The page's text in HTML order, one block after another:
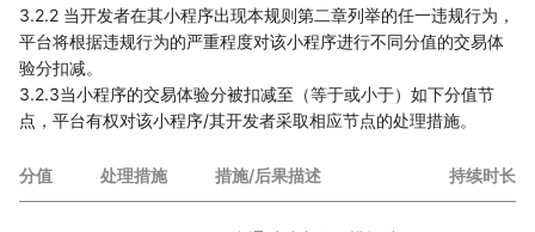
3.2.2 当开发者在其小程序出现本规则第二章列举的任一违规行为，
平台将根据违规行为的严重程度对该小程序进行不同分值的交易体
验分扣减。
3.2.3当小程序的交易体验分被扣减至（等于或小于）如下分值节
点，平台有权对该小程序/其开发者采取相应节点的处理措施。
分值 处理措施 措施/后果描述 持续时长